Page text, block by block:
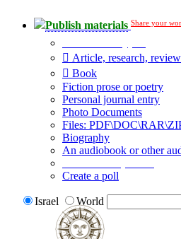
Publish materials Share your
Article, research, review
Book
Fiction prose or poetry
Personal journal entry
Photo Documents
Files:
Biography
An audiobook or other
Create a poll
Israel World